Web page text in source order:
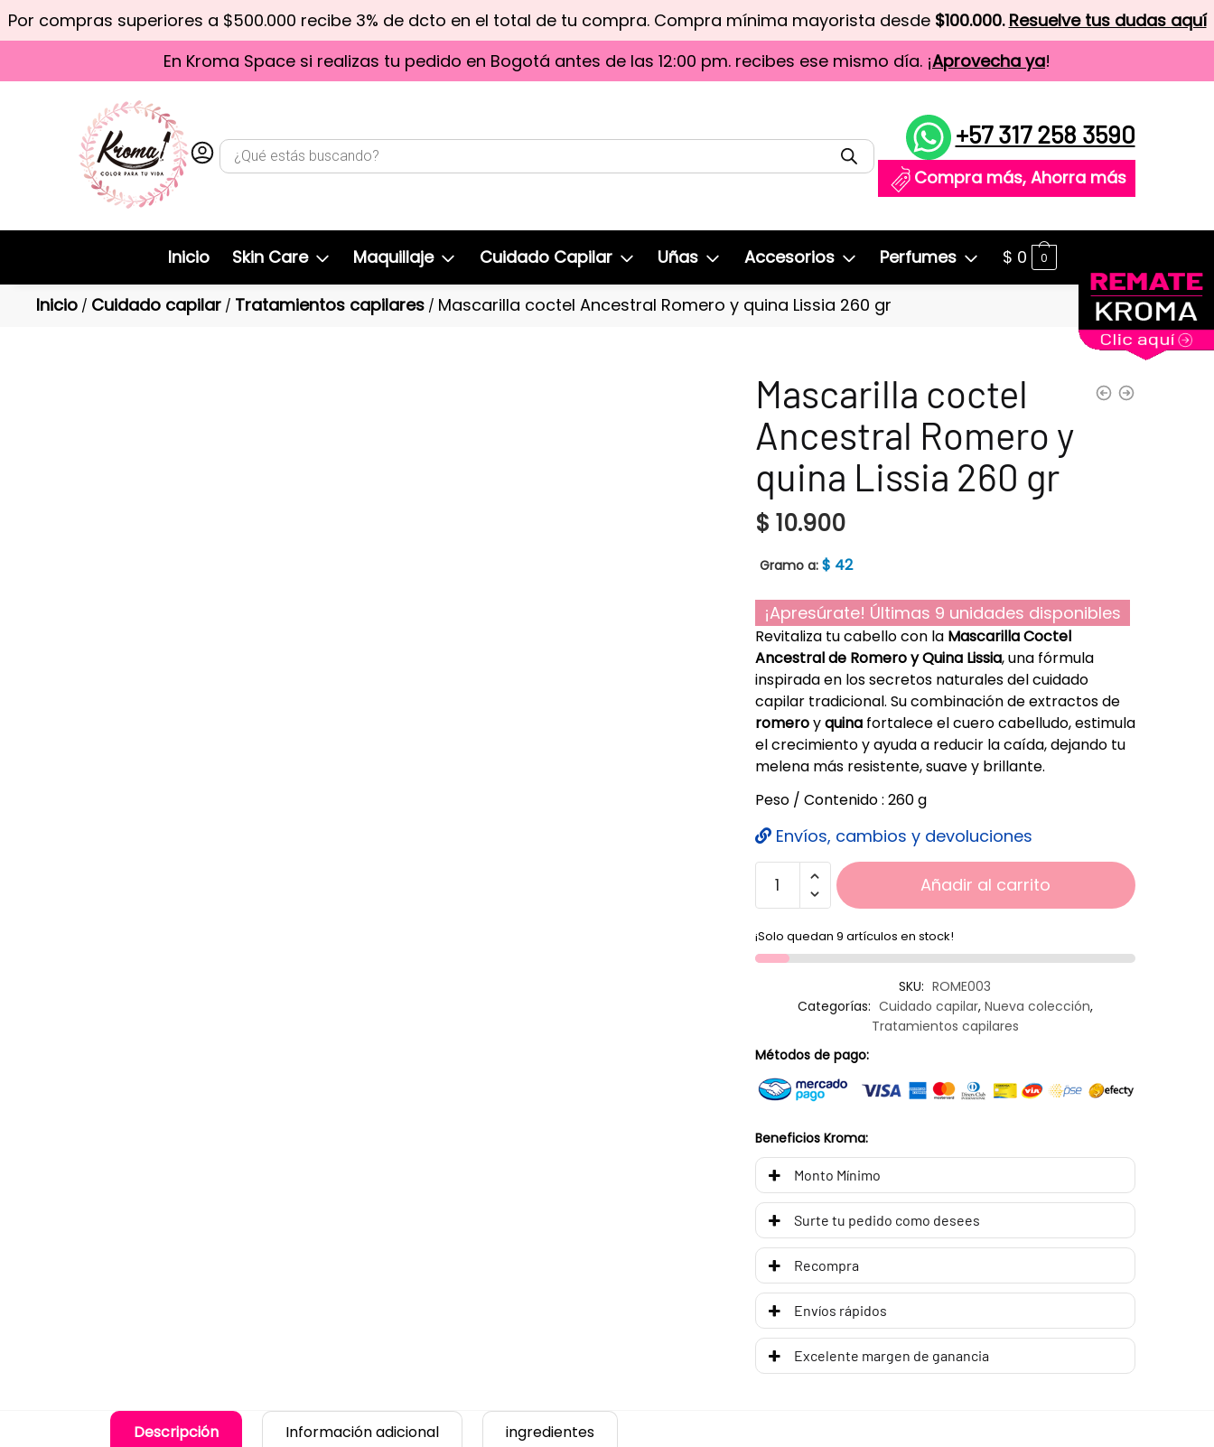
Por compras superiores a $500.000 recibe 3% de dcto en el total de tu compra. Compra mínima mayorista desde $100.000. Resuelve tus dudas aquí
En Kroma Space si realizas tu pedido en Bogotá antes de las 12:00 pm. recibes ese mismo día. ¡Aprovecha ya!
+57 317 258 3590
Compra más, Ahorra más
Inicio Skin Care Maquillaje Cuidado Capilar Uñas Accesorios Perfumes $ 0 0
Inicio / Cuidado capilar / Tratamientos capilares / Mascarilla coctel Ancestral Romero y quina Lissia 260 gr
Mascarilla coctel
Ancestral Romero y
quina Lissia 260 gr
$ 10.900
Gramo a: $ 42
¡Apresúrate! Últimas 9 unidades disponibles
Revitaliza tu cabello con la Mascarilla Coctel
Ancestral de Romero y Quina Lissia, una fórmula
inspirada en los secretos naturales del cuidado
capilar tradicional. Su combinación de extractos de
romeroyquinafortalece el cuero cabelludo, estimula
el crecimiento y ayuda a reducir la caída, dejando tu
melena más resistente, suave y brillante.
Peso / Contenido : 260 g
Envíos, cambios y devoluciones
Añadir al carrito
¡Solo quedan 9 artículos en stock!
SKU: ROME003
Categorías: Cuidado capilar, Nueva colección,
Tratamientos capilares
Métodos de pago:
Beneficios Kroma:
Monto Mínimo
Surte tu pedido como desees
Recompra
Envíos rápidos
Excelente margen de ganancia
Descripción Información adicional ingredientes